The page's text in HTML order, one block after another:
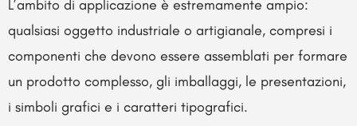
L’ambito di applicazione è estremamente ampio:
qualsiasi oggetto industriale o artigianale, compresi i
componenti che devono essere assemblati per formare
un prodotto complesso, gli imballaggi, le presentazioni,
i simboli grafici e i caratteri tipografici.